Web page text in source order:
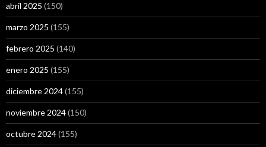
abril 2025 (150)
marzo 2025 (155)
febrero 2025 (140)
enero 2025 (155)
diciembre 2024(155)
noviembre 2024(150)
octubre 2024(155)